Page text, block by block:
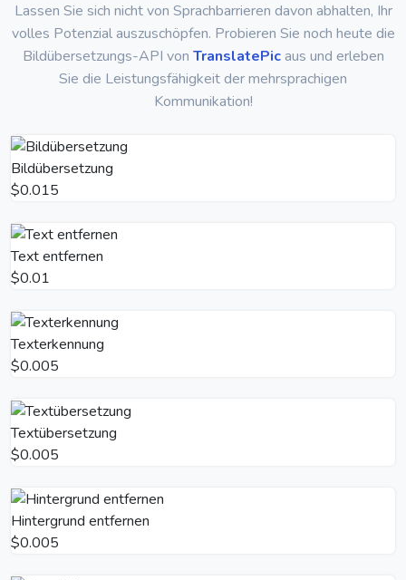
Lassen Sie sich nicht von Sprachbarrieren davon abhalten, Ihr
volles Potenzial auszuschöpfen. Probieren Sie noch heute die
Bildübersetzungs-API von TranslatePicaus und erleben
Sie die Leistungsfähigkeit der mehrsprachigen
Kommunikation!
Bildübersetzung
$0.015
Text entfernen
$0.01
Texterkennung
$0.005
Textübersetzung
$0.005
Hintergrund entfernen
$0.005